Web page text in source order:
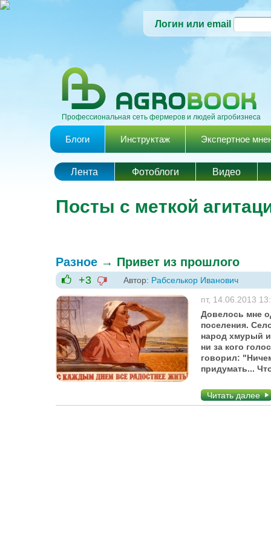
Логин или email
Профессиональная сеть фермеров и людей агробизнеса
Главное меню
Блоги Инструктаж Экспертное
Лента Фотоблоги Видео
Посты с меткой
Разное → Привет из прошлого
+1
+3
-1
Автор: Рабселькор Иванович
пт, 14.06.2013
Довелось мне
поселения.
народ хмурый
ни за кого
говорил:
придумать...
Читать далее